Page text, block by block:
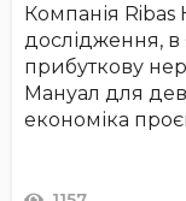
Компанія
дослідження, в
прибуткову
Мануал для
економіка